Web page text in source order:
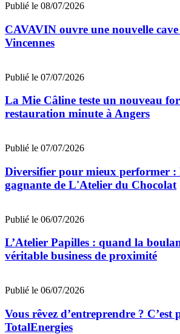
Publié le 08/07/2026
CAVAVIN ouvre une nouvelle
Vincennes
Publié le 07/07/2026
La Mie Câline teste un nouveau
restauration minute à Angers
Publié le 07/07/2026
Diversifier pour mieux performer :
gagnante de L'Atelier du Chocolat
Publié le 06/07/2026
L’Atelier Papilles : quand la
véritable business de proximité
Publié le 06/07/2026
Vous rêvez d’entreprendre ? C’est
TotalEnergies